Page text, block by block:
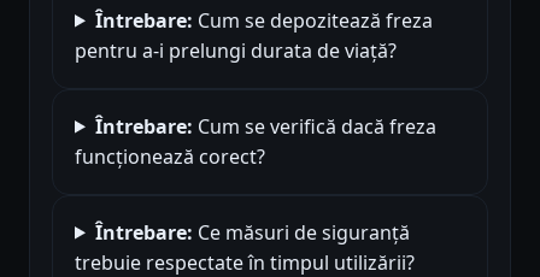
Întrebare: Cum se depozitează freza
pentru a-i prelungi durata de viață?
Întrebare: Cum se verifică dacă freza
funcționează corect?
Întrebare: Ce măsuri de siguranță
trebuie respectate în timpul utilizării?